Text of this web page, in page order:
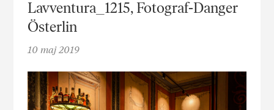
Lavventura_1215, Fotograf-Danger
Österlin
10 maj 2019